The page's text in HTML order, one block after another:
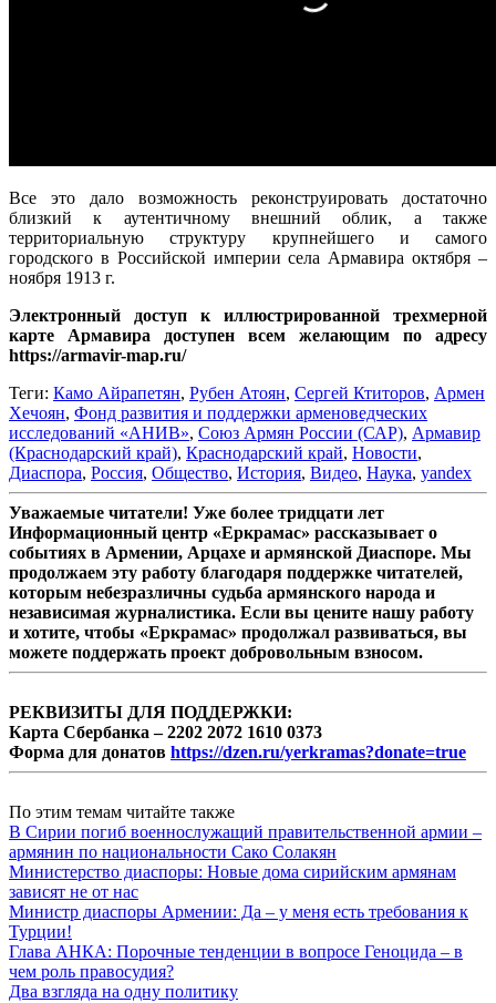
Все это дало возможность реконструировать достаточно
близкий к аутентичному внешний облик, а также
территориальную структуру крупнейшего и самого
городского в Российской империи села Армавира октября –
ноября 1913 г.
Электронный доступ к иллюстрированной трехмерной
карте Армавира доступен всем желающим по адресу
https://armavir-map.ru/
Теги: Камо Айрапетян, Рубен Атоян, Сергей Ктиторов, Армен
Хечоян, Фонд развития и поддержки арменоведческих
исследований «АНИВ», Союз Армян России (САР), Армавир
(Краснодарский край), Краснодарский край, Новости,
Диаспора, Россия, Общество, История, Видео, Наука, yandex
Уважаемые читатели! Уже более тридцати лет
Информационный центр «Еркрамас» рассказывает о
событиях в Армении, Арцахе и армянской Диаспоре. Мы
продолжаем эту работу благодаря поддержке читателей,
которым небезразличны судьба армянского народа и
независимая журналистика. Если вы цените нашу работу
и хотите, чтобы «Еркрамас» продолжал развиваться, вы
можете поддержать проект добровольным взносом.
РЕКВИЗИТЫ ДЛЯ ПОДДЕРЖКИ:
Карта Сбербанка – 2202 2072 1610 0373
Форма для донатов https://dzen.ru/yerkramas?donate=true
По этим темам читайте также
В Сирии погиб военнослужащий правительственной армии –
армянин по национальности Сако Солакян
Министерство диаспоры: Новые дома сирийским армянам
зависят не от нас
Министр диаспоры Армении: Да – у меня есть требования к
Турции!
Глава АНКА: Порочные тенденции в вопросе Геноцида – в
чем роль правосудия?
Два взгляда на одну политику